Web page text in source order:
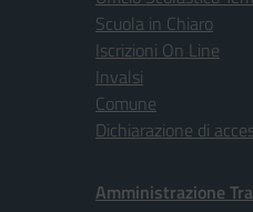
Scuola in Chiaro
Iscrizioni On Line
Invalsi
Comune
Dichiarazione di
Amministrazione